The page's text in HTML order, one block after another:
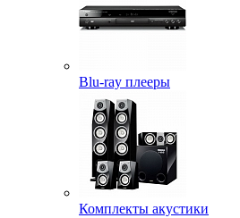
Blu-ray плееры
Комплекты акустики